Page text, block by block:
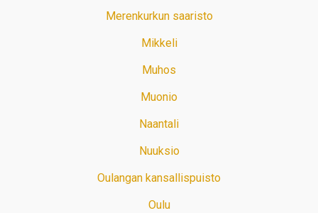
Merenkurkun saaristo
Mikkeli
Muhos
Muonio
Naantali
Nuuksio
Oulangan kansallispuisto
Oulu